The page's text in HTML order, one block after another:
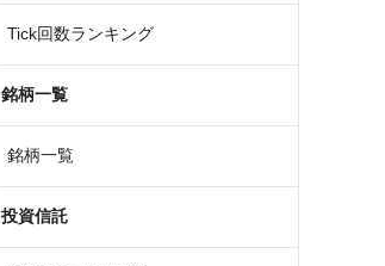
Tick回数ランキング
銘柄一覧
銘柄一覧
投資信託